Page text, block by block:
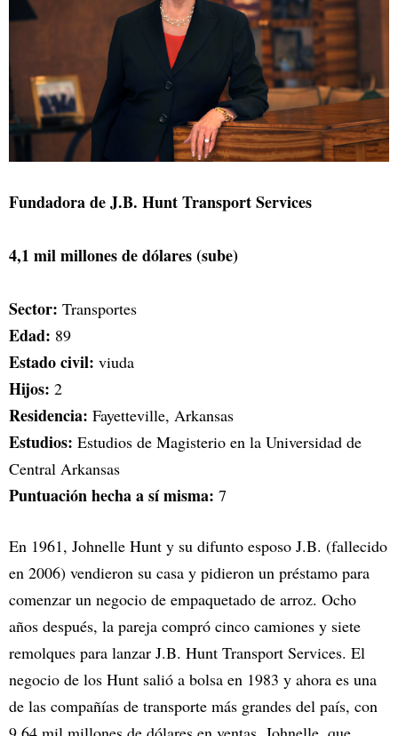
Fundadora de J.B. Hunt Transport Services
4,1 mil millones de dólares (sube)
Sector: Transportes
Edad: 89
Estado civil: viuda
Hijos: 2
Residencia: Fayetteville, Arkansas
Estudios: Estudios de Magisterio en la Universidad de
Central Arkansas
Puntuación hecha a sí misma: 7
En 1961, Johnelle Hunt y su difunto esposo J.B. (fallecido
en 2006) vendieron su casa y pidieron un préstamo para
comenzar un negocio de empaquetado de arroz. Ocho
años después, la pareja compró cinco camiones y siete
remolques para lanzar J.B. Hunt Transport Services. El
negocio de los Hunt salió a bolsa en 1983 y ahora es una
de las compañías de transporte más grandes del país, con